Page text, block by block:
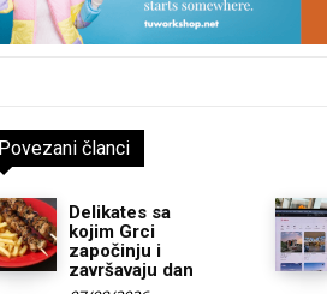
Povezani članci
Delikates sa
kojim Grci
započinju i
završavaju dan